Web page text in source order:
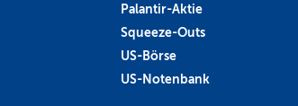
Palantir-Aktie
Squeeze-Outs
US-Börse
US-Notenbank